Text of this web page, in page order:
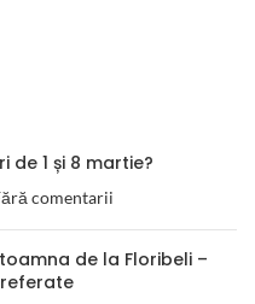
de 1 și 8 martie?
comentarii
de la Floribeli –